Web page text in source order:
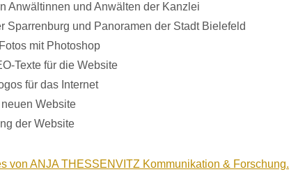
Anwältinnen und Anwälten der Kanzlei
Sparrenburg und Panoramen der Stadt Bielefeld
mit Photoshop
Texte für die Website
für das Internet
Website
der Website
von ANJA THESSENVITZ Kommunikation & Forschung.